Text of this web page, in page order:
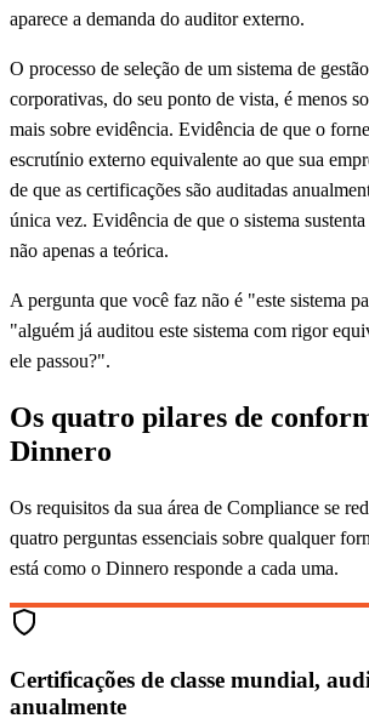
aparece a demanda do auditor externo.
O processo de seleção de um sistema de
corporativas, do seu ponto de vista, é menos
mais sobre evidência. Evidência de que o
escrutínio externo equivalente ao que sua
de que as certificações são auditadas
única vez. Evidência de que o sistema
não apenas a teórica.
A pergunta que você faz não é "este sistema
"alguém já auditou este sistema com rigor
ele passou?".
Os quatro pilares de
Dinnero
Os requisitos da sua área de Compliance se
quatro perguntas essenciais sobre qualquer
está como o Dinnero responde a cada uma.
Certificações de classe mundial,
anualmente